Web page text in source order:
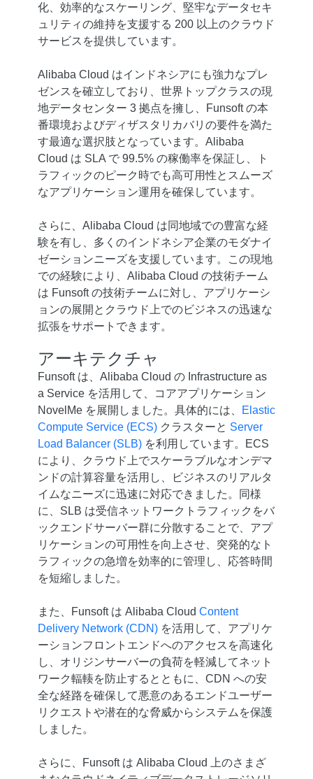
化、効率的なスケーリング、堅牢なデータセキ
ュリティの維持を支援する 200 以上のクラウド
サービスを提供しています。
Alibaba Cloud はインドネシアにも強力なプレ
ゼンスを確立しており、世界トップクラスの現
地データセンター 3 拠点を擁し、Funsoft の本
番環境およびディザスタリカバリの要件を満た
す最適な選択肢となっています。Alibaba
Cloud は SLA で 99.5% の稼働率を保証し、ト
ラフィックのピーク時でも高可用性とスムーズ
なアプリケーション運用を確保しています。
さらに、Alibaba Cloud は同地域での豊富な経
験を有し、多くのインドネシア企業のモダナイ
ゼーションニーズを支援しています。この現地
での経験により、Alibaba Cloud の技術チーム
は Funsoft の技術チームに対し、アプリケーシ
ョンの展開とクラウド上でのビジネスの迅速な
拡張をサポートできます。
アーキテクチャ
Funsoft は、Alibaba Cloud の Infrastructure as
a Service を活用して、コアアプリケーション
NovelMe を展開しました。具体的には、
Elastic
Compute Service (ECS)クラスターと Server
Load Balancer (SLB)を利用しています。ECS
により、クラウド上でスケーラブルなオンデマ
ンドの計算容量を活用し、ビジネスのリアルタ
イムなニーズに迅速に対応できました。同様
に、SLB は受信ネットワークトラフィックをバ
ックエンドサーバー群に分散することで、アプ
リケーションの可用性を向上させ、突発的なト
ラフィックの急増を効率的に管理し、応答時間
を短縮しました。
また、Funsoft は Alibaba Cloud Content
Delivery Network (CDN)を活用して、アプリケ
ーションフロントエンドへのアクセスを高速化
し、オリジンサーバーの負荷を軽減してネット
ワーク輻輳を防止するとともに、CDN への安
全な経路を確保して悪意のあるエンドユーザー
リクエストや潜在的な脅威からシステムを保護
しました。
さらに、Funsoft は Alibaba Cloud 上のさまざ